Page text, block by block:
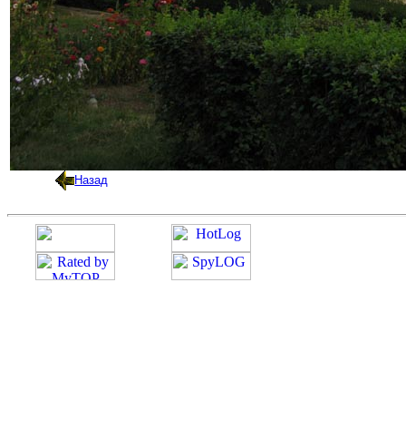
Назад